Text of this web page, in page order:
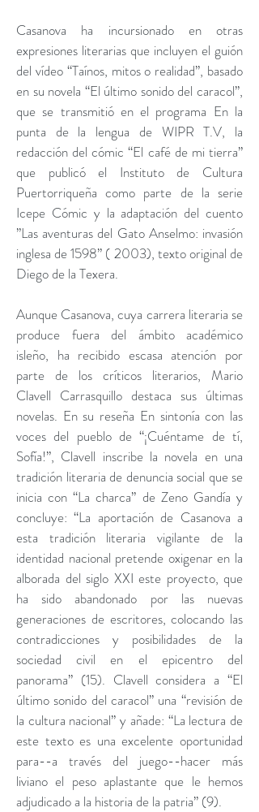
Casanova ha incursionado en otras
expresiones literarias que incluyen el guión
del vídeo “Taínos, mitos o realidad”, basado
en su novela “El último sonido del caracol”,
que se transmitió en el programa En la
punta de la lengua de WIPR T.V, la
redacción del cómic “El café de mi tierra”
que publicó el Instituto de Cultura
Puertorriqueña como parte de la serie
Icepe Cómic y la adaptación del cuento
”Las aventuras del Gato Anselmo: invasión
inglesa de 1598” ( 2003), texto original de
Diego de la Texera.
Aunque Casanova, cuya carrera literaria se
produce fuera del ámbito académico
isleño, ha recibido escasa atención por
parte de los críticos literarios, Mario
Clavell Carrasquillo destaca sus últimas
novelas. En su reseña En sintonía con las
voces del pueblo de “¡Cuéntame de tí,
Sofía!”, Clavell inscribe la novela en una
tradición literaria de denuncia social que se
inicia con “La charca” de Zeno Gandía y
concluye: “La aportación de Casanova a
esta tradición literaria vigilante de la
identidad nacional pretende oxigenar en la
alborada del siglo XXI este proyecto, que
ha sido abandonado por las nuevas
generaciones de escritores, colocando las
contradicciones y posibilidades de la
sociedad civil en el epicentro del
panorama” (15). Clavell considera a “El
último sonido del caracol” una “revisión de
la cultura nacional” y añade: “La lectura de
este texto es una excelente oportunidad
para--a través del juego--hacer más
liviano el peso aplastante que le hemos
adjudicado a la historia de la patria” (9).